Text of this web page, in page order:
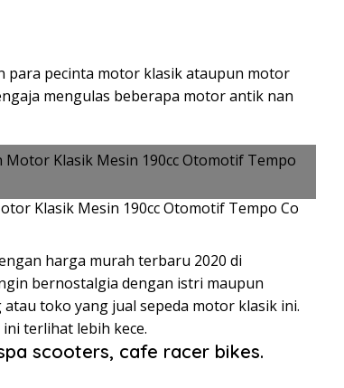
para pecinta motor klasik ataupun motor
mengulas beberapa motor antik nan
Klasik Mesin 190cc Otomotif Tempo Co
harga murah terbaru 2020 di
bernostalgia dengan istri maupun
toko yang jual sepeda motor klasik ini.
terlihat lebih kece.
scooters, cafe racer bikes.